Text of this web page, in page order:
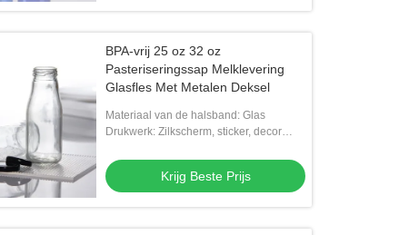
BPA-vrij 25 oz 32 oz
Pasteriseringssap Melklevering
Glasfles Met Metalen Deksel
Materiaal van de halsband: Glas
Drukwerk: Zilkscherm, sticker, decor
Krijg Beste Prijs